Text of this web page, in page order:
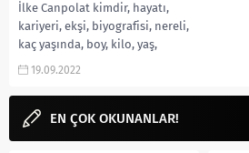
İlke Canpolat kimdir, hayatı,
kariyeri, ekşi, biyografisi, nereli,
kaç yaşında, boy, kilo, yaş,
Instagram ve Twitter hesabı, eşi,
19.09.2022
EN ÇOK OKUNANLAR!